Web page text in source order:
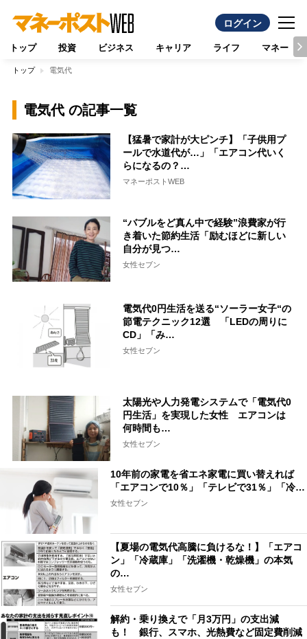
ログイン
トップ 投資 ビジネス キャリア ライフ マネー
トップ 電気代
電気代 の記事一覧
【猛暑で家計が大ピンチ】「子供用プ
ールで水道代が…」「エアコン代いく
らになるの？…
マネーポストWEB
“バブルをど真ん中で経験”浪費家が行
き着いた節約生活「励むほどに新しい
自分が見つ…
女性セブン
電気代0円生活を送る“ソーラー女子“の
節電テクニック12選 「LEDの周りに
CD」「み…
女性セブン
太陽光や人力発電システムで「電気代0
円生活」を実現した女性 エアコンは
何時間も…
女性セブン
10年前の家電を省エネ家電に買い替えれば
「エアコンで10％」「テレビで31％」「冷…
女性セブン
【夏場の電気代高騰に負けるな！】「エアコ
ン」「冷蔵庫」「洗濯機・乾燥機」の本気
の…
女性セブン
解約・乗り換えで「月3万円」の支出減
も！ 銀行、スマホ、光熱費など固定費削減